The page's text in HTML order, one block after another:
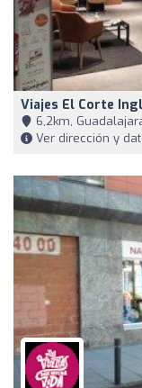
Viajes El Corte
6,2km,
Ver dirección y